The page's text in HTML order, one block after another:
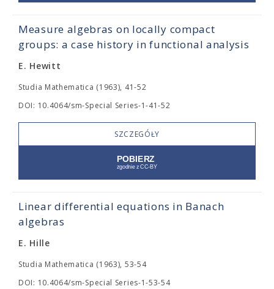
Measure algebras on locally compact
groups: a case history in functional analysis
E. Hewitt
Studia Mathematica (1963), 41-52
DOI: 10.4064/sm-Special Series-1-41-52
SZCZEGÓŁY
Linear differential equations in Banach
algebras
E. Hille
Studia Mathematica (1963), 53-54
DOI: 10.4064/sm-Special Series-1-53-54